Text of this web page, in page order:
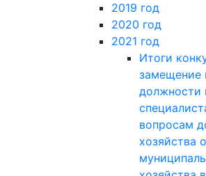
2019 год
2020 год
2021 год
Итоги
замещение
должности
вопросам
хозяйства